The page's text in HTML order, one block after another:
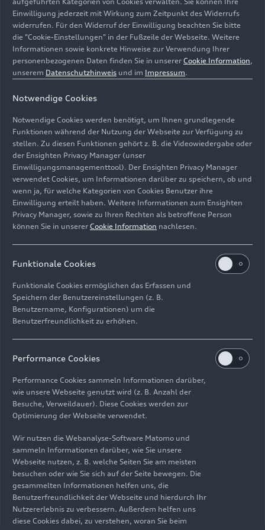
Antriebsstrang des Audi A6 3.0 V6 TDI quattroultra mit
48-Volt-MHEV-System. Gezeigt werden die
Hauptkomponenten: 48-Volt-Batterie, DC/DC-Wandler,
Riemen-Starter-Generator, elektrisch angetriebener
Verdichter (EAV) und die Bordnetzverkabelung.
Bild-Nr: A251893 · Copyright: AUDI AG
Rechte: Verwendung für Pressezwecke honorarfrei
ImpressumRechtliches
Hinweisgebersystem
Informationen zur BarrierefreiheitKontakt
© 2026 AUDI AG. Alle Rechte vorbehalten.
EN
Die Angaben zu Kraftstoffverbrauch, Stromverbrauch, CO₂-
Emissionen und elektrischer Reichweite wurden nach dem
gesetzlich vorgeschriebenen Messverfahren „Worldwide
Harmonized Light Vehicles Test Procedure“ (WLTP) gemäß
Verordnung (EG) 715/2007 ermittelt. Zusatzausstattungen und
Zubehör (Anbauteile, Reifenformat usw.) können relevante
Einwilligung jederzeit mit Wirkung zum Zeitpunkt des Widerrufs
widerrufen. Für den Widerruf der Einwilligung beachten Sie bitte
die "Cookie-Einstellungen" in der Fußzeile der Webseite. Weitere
Informationen sowie konkrete Hinweise zur Verwendung Ihrer
personenbezogenen Daten finden Sie in unserer Cookie Information,
unserem Datenschutzhinweis und im Impressum.
Notwendige Cookies
Notwendige Cookies werden benötigt, um Ihnen grundlegende
Funktionen während der Nutzung der Webseite zur Verfügung zu
stellen. Zu diesen Funktionen gehört z. B. die Videowiedergabe oder
der Ensighten Privacy Manager (unser
Einwilligungsmanagementtool). Der Ensighten Privacy Manager
verwendet Cookies, um Informationen darüber zu speichern, ob und
wenn ja, für welche Kategorien von Cookies Benutzer ihre
Einwilligung erteilt haben. Weitere Informationen zum Ensighten
Privacy Manager, sowie zu Ihren Rechten als betroffene Person
können Sie in unserer Cookie Information nachlesen.
Funktionale Cookies
Funktionale Cookies ermöglichen das Erfassen und
Speichern der Benutzereinstellungen (z. B.
Benutzername, Konfigurationen) um die
Benutzerfreundlichkeit zu erhöhen.
Performance Cookies
Performance Cookies sammeln Informationen darüber,
wie unsere Webseite genutzt wird (z. B. Anzahl der
Besuche, Verweildauer). Diese Cookies werden zur
Optimierung der Webseite verwendet.
Wir nutzen die Webanalyse-Software Matomo und
sammeln Informationen darüber, wie Sie unsere
Webseite nutzen, z. B. welche Seiten Sie am meisten
besuchen oder wie Sie sich auf der Seite bewegen. Die
gesammelten Informationen helfen uns, die
Benutzerfreundlichkeit der Webseite und hierdurch Ihr
Nutzererlebnis zu verbessern. Außerdem helfen uns
diese Cookies dabei, zu verstehen, woran Sie beim